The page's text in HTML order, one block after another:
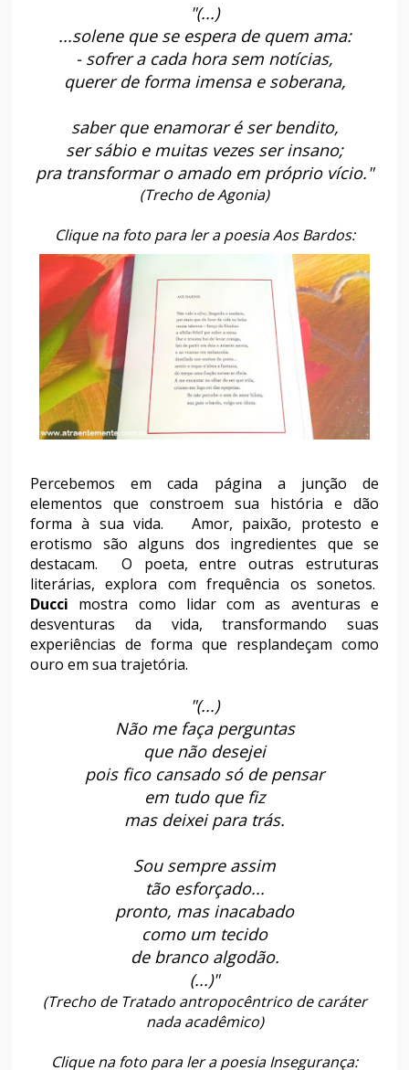
"(...)
...solene que se espera de quem ama:
- sofrer a cada hora sem notícias,
querer de forma imensa e soberana,
saber que enamorar é ser bendito,
ser sábio e muitas vezes ser insano;
pra transformar o amado em próprio vício."
(Trecho de Agonia)
Clique na foto para ler a poesia Aos Bardos:
Percebemos em cada página a junção de
elementos que constroem sua história e dão
forma à sua vida. Amor, paixão, protesto e
erotismo são alguns dos ingredientes que se
destacam. O poeta, entre outras estruturas
literárias, explora com frequência os sonetos.
Ducci mostra como lidar com as aventuras e
desventuras da vida, transformando suas
experiências de forma que resplandeçam como
ouro em sua trajetória.
"(...)
Não me faça perguntas
que não desejei
pois fico cansado só de pensar
em tudo que fiz
mas deixei para trás.
Sou sempre assim
tão esforçado...
pronto, mas inacabado
como um tecido
de branco algodão.
(...)"
(Trecho de Tratado antropocêntrico de caráter
nada acadêmico)
Clique na foto para ler a poesia Insegurança: